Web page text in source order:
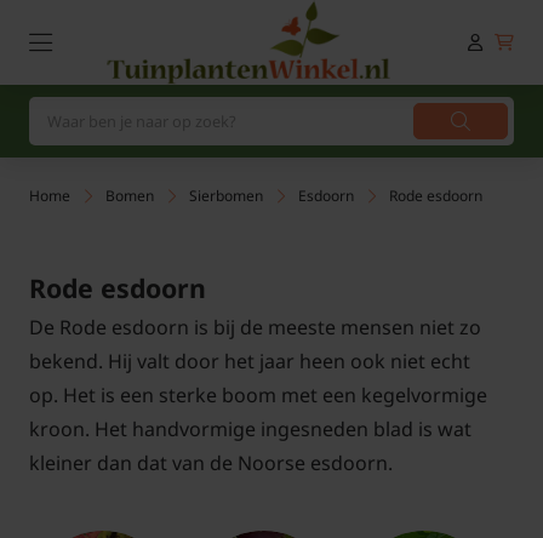
Home Bomen Sierbomen Esdoorn Rode esdoorn
Rode esdoorn
De Rode esdoorn is bij de meeste mensen niet zo
bekend. Hij valt door het jaar heen ook niet echt
op. Het is een sterke boom met een kegelvormige
kroon. Het handvormige ingesneden blad is wat
kleiner dan dat van de Noorse esdoorn.